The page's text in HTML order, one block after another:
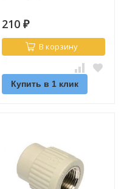
210 ₽
В корзину
Купить в 1 клик